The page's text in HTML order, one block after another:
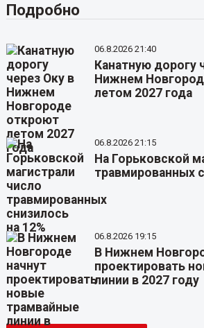
Подробно
06.8.2026 21:40
Канатную дорогу
Нижнем
летом 2027 года
06.8.2026 21:15
На Горьковской
травмированных
06.8.2026 19:15
В Нижнем
проектировать
линии в 2027 году